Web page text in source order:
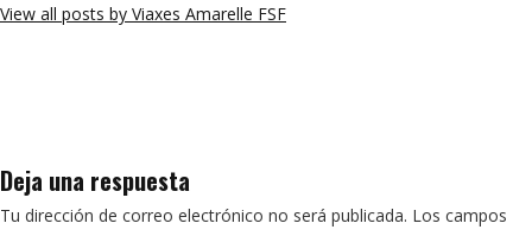
View all posts by Viaxes Amarelle FSF
Deja una respuesta
Tu dirección de correo electrónico no será publicada. Los campos